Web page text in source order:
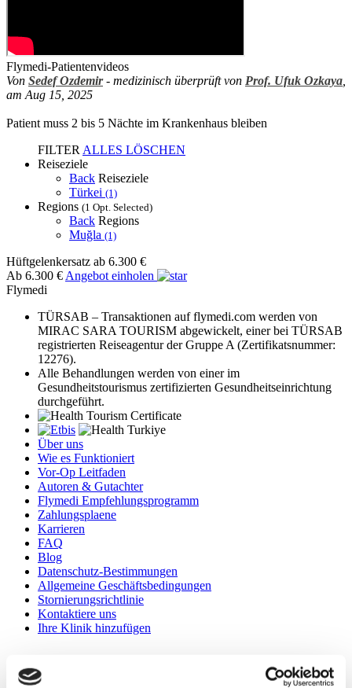
Flymedi-Patientenvideos
Von Sedef Ozdemir- medizinisch überprüft von Prof. Ufuk Ozkaya
am Aug 15, 2025
Patient muss 2 bis 5 Nächte im Krankenhaus bleiben
FILTER ALLES LÖSCHEN
Reiseziele
Back Reiseziele
Türkei (1)
Regions (1 Opt. Selected)
Back Regions
Muğla (1)
Hüftgelenkersatz ab 6.300 €
Ab 6.300 € Angebot einholen
Flymedi
TÜRSAB – Transaktionen auf flymedi.com werden von
MIRAC SARA TOURISM abgewickelt, einer bei TÜRSAB
registrierten Reiseagentur der Gruppe A (Zertifikatsnummer:
12276).
Alle Behandlungen werden von einer im
Gesundheitstourismus zertifizierten Gesundheitseinrichtung
durchgeführt.
Über uns
Wie es Funktioniert
Vor-Op Leitfaden
Autoren & Gutachter
Flymedi Empfehlungsprogramm
Zahlungsplaene
Karrieren
FAQ
Blog
Datenschutz-Bestimmungen
Allgemeine Geschäftsbedingungen
Stornierungsrichtlinie
Kontaktiere uns
Ihre Klinik hinzufügen